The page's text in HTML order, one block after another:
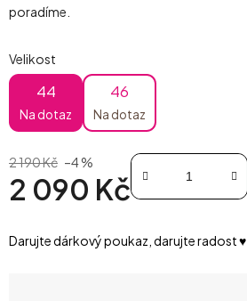
poradíme.
Velikost
44
Na dotaz
46
Na dotaz
2 190 Kč –4 %
2 090 Kč
Darujte dárkový poukaz, darujte radost ♥️